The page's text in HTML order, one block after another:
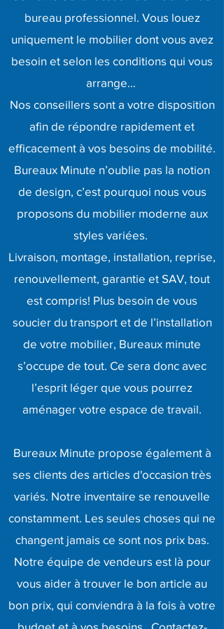
bureau professionnel. Vous louez
uniquement le mobilier dont vous avez
besoin et selon les conditions qui vous
arrange…
Nos conseillers sont a votre disposition
afin de répondre rapidement et
efficacement à vos besoins de mobilité.
Bureaux Minute n’oublie pas la notion
de design, c’est pourquoi nous vous
proposons du mobilier moderne aux
styles variées.
Livraison, montage, installation, reprise,
renouvellement, garantie et SAV, tout
est compris! Plus besoin de vous
soucier du transport et de l’installation
de votre mobilier, Bureaux minute
s’occupe de tout. Ce sera donc avec
l’esprit léger que vous pourrez
aménager votre espace de travail.
Bureaux Minute propose également à
ses clients des articles d'occasion très
variés. Notre inventaire se renouvelle
constamment. Les seules choses qui ne
changent jamais ce sont nos prix bas.
Notre équipe de vendeurs est là pour
vous aider à trouver le bon article au
bon prix, qui conviendra à la fois à votre